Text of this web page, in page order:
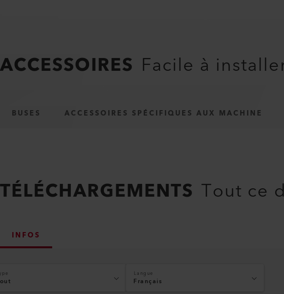
ACCESSOIRES Facile à
BUSES ACCESSOIRES SPÉCIFIQUES AUX MACHINE
TÉLÉCHARGEMENTS Tout ce
INFOS
Langue
Français